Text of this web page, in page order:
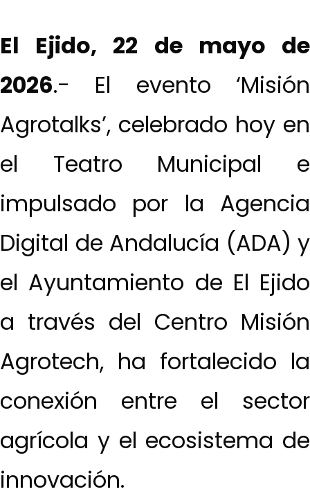
El Ejido, 22 de mayo de
2026.- El evento ‘Misión
Agrotalks’, celebrado hoy en
el Teatro Municipal e
impulsado por la Agencia
Digital de Andalucía (ADA) y
el Ayuntamiento de El Ejido
a través del Centro Misión
Agrotech, ha fortalecido la
conexión entre el sector
agrícola y el ecosistema de
innovación.